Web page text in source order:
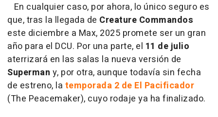
En cualquier caso, por ahora, lo único seguro es
que, tras la llegada de Creature Commandos
este diciembre a Max, 2025 promete ser un gran
año para el DCU. Por una parte, el 11 de julio
aterrizará en las salas la nueva versión de
Superman y, por otra, aunque todavía sin fecha
de estreno, la temporada 2 de El Pacificador
(The Peacemaker), cuyo rodaje ya ha finalizado.